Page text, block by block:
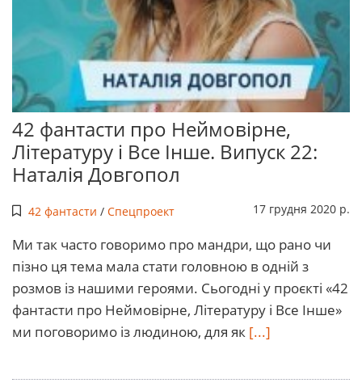
42 фантасти про Неймовірне,
Літературу і Все Інше. Випуск 22:
Наталія Довгопол
42 фантасти / Спецпроект 17 грудня 2020 р.
Ми так часто говоримо про мандри, що рано чи
пізно ця тема мала стати головною в одній з
розмов із нашими героями. Сьогодні у проєкті «42
фантасти про Неймовірне, Літературу і Все Інше»
ми поговоримо із людиною, для як [...]